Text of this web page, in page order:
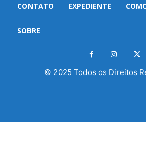
CONTATO EXPEDIENTE
SOBRE
© 2025 Todos os Direitos